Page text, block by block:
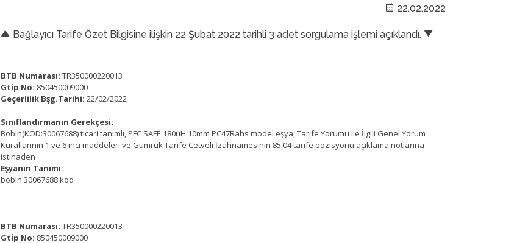
22.02.2022
Bağlayıcı Tarife Özet Bilgisine ilişkin 22 Şubat 2022 tarihli 3 adet sorgulama işlemi açıklandı.
BTB Numarası: TR350000220013
Gtip No: 850450009000
Geçerlilik Bşg.Tarihi: 22/02/2022
Sınıflandırmanın Gerekçesi:
Bobin(KOD:30067688) ticari tanımlı, PFC SAFE 180uH 10mm PC47Rahs model eşya, Tarife Yorumu ile İlgili Genel Yorum
Kurallarının 1 ve 6 ıncı maddeleri ve Gümrük Tarife Cetveli İzahnamesinin 85.04 tarife pozisyonu açıklama notlarına
istinaden
Eşyanın Tanımı:
bobin 30067688 kod
BTB Numarası: TR350000220013
Gtip No: 850450009000